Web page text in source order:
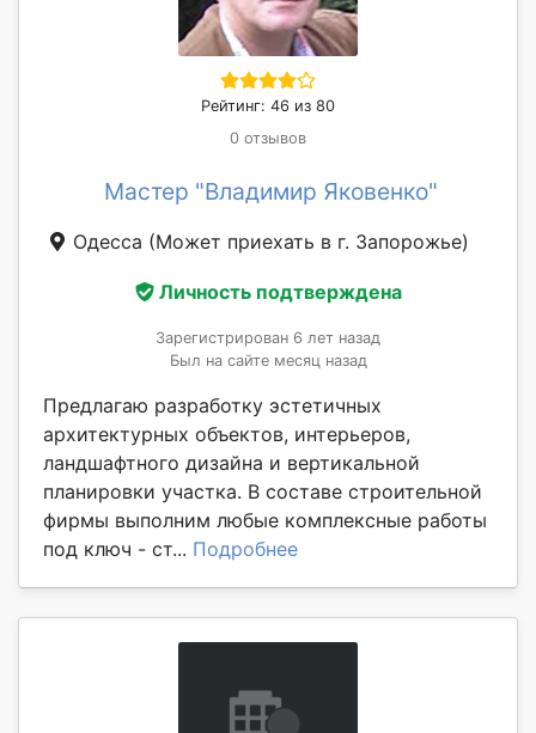
Рейтинг: 46 из 80
0 отзывов
Мастер "Владимир Яковенко"
Одесса (Может приехать в г. Запорожье)
Личность подтверждена
Зарегистрирован 6 лет назад
Был на сайте месяц назад
Предлагаю разработку эстетичных
архитектурных объектов, интерьеров,
ландшафтного дизайна и вертикальной
планировки участка. В составе строительной
фирмы выполним любые комплексные работы
под ключ - ст... Подробнее